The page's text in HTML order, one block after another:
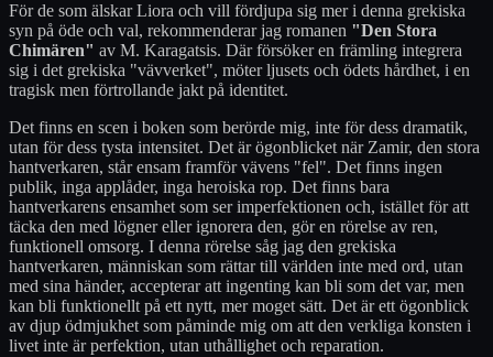
För de som älskar Liora och vill fördjupa sig mer i denna grekiska
syn på öde och val, rekommenderar jag romanen "Den Stora
Chimären" av M. Karagatsis. Där försöker en främling integrera
sig i det grekiska "vävverket", möter ljusets och ödets hårdhet, i en
tragisk men förtrollande jakt på identitet.
Det finns en scen i boken som berörde mig, inte för dess dramatik,
utan för dess tysta intensitet. Det är ögonblicket när Zamir, den stora
hantverkaren, står ensam framför vävens "fel". Det finns ingen
publik, inga applåder, inga heroiska rop. Det finns bara
hantverkarens ensamhet som ser imperfektionen och, istället för att
täcka den med lögner eller ignorera den, gör en rörelse av ren,
funktionell omsorg. I denna rörelse såg jag den grekiska
hantverkaren, människan som rättar till världen inte med ord, utan
med sina händer, accepterar att ingenting kan bli som det var, men
kan bli funktionellt på ett nytt, mer moget sätt. Det är ett ögonblick
av djup ödmjukhet som påminde mig om att den verkliga konsten i
livet inte är perfektion, utan uthållighet och reparation.